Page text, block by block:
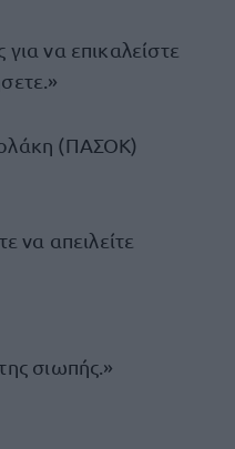
να επικαλείστε
(ΠΑΣΟΚ)
να απειλείτε
σιωπής.»